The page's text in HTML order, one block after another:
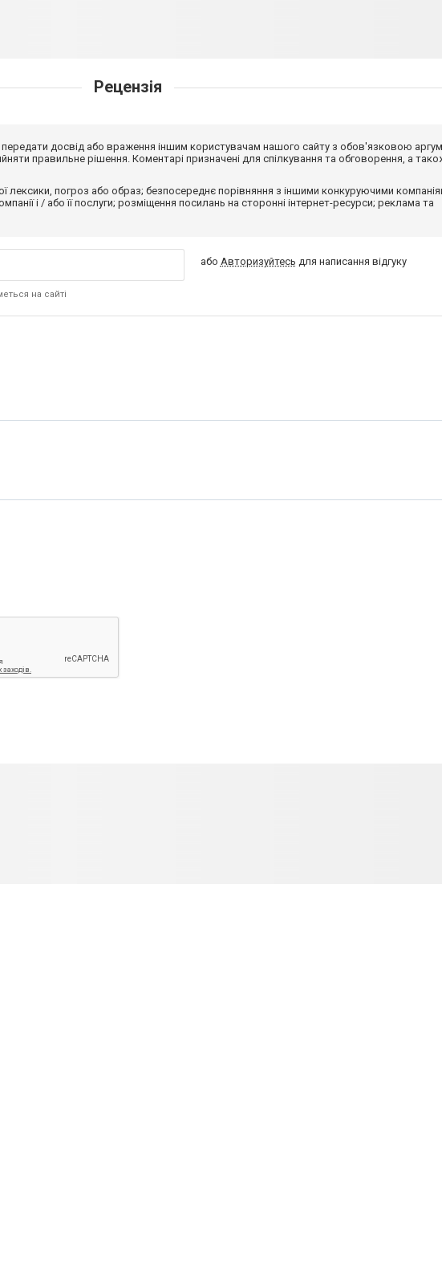
Рецензія
передати досвід або враження іншим користувачам нашого сайту з обов'язковою
правильне рішення. Коментарі призначені для спілкування та обговорення, а
лексики, погроз або образ; безпосереднє порівняння з іншими конкуруючими
і / або її послуги; розміщення посилань на сторонні інтернет-ресурси; реклама та
на сайті
або Авторизуйтесь для написання відгуку